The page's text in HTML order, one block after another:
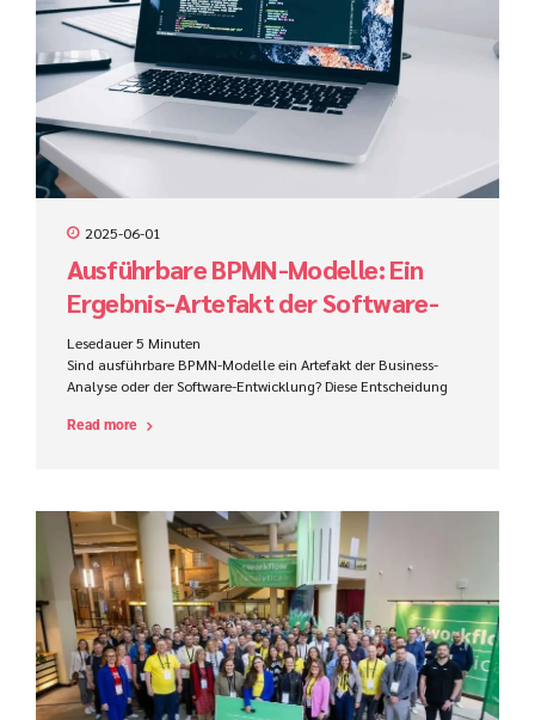
2025-06-01
Ausführbare BPMN-Modelle: Ein
Ergebnis-Artefakt der Software-
Entwicklung oder der Business
Analyse?
Lesedauer5 Minuten
Sind ausführbare BPMN-Modelle ein Artefakt der Business-
Analyse oder der Software-Entwicklung? Diese Entscheidung
den Projekterfolg im ProCode-Bereich maßgeblich.
Read more